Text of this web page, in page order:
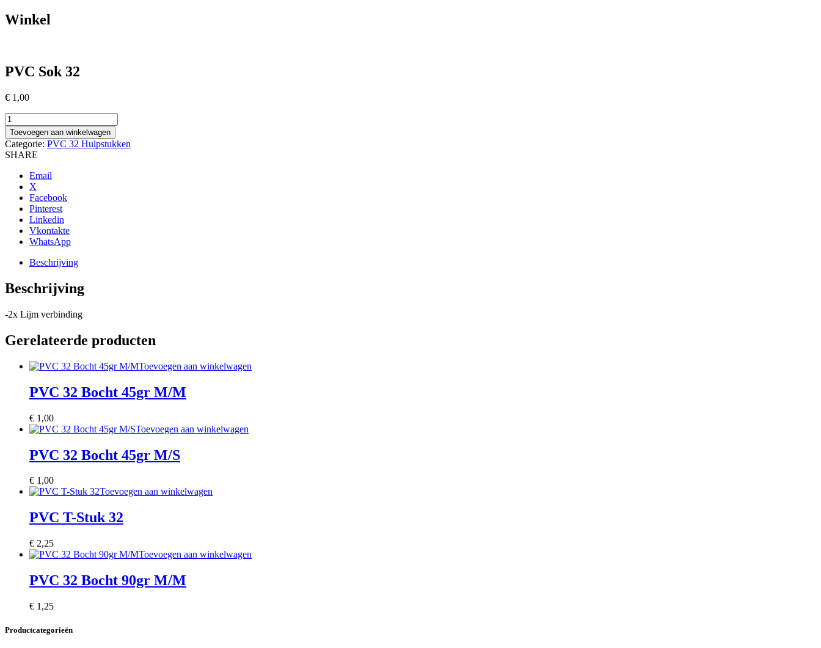
Winkel
PVC Sok 32
€ 1,00
PVC
Sok
32
aantal
Toevoegen aan winkelwagen
Categorie: PVC 32 Hulpstukken
SHARE
Email
X
Facebook
Pinterest
Linkedin
Vkontakte
WhatsApp
Beschrijving
Beschrijving
-2x Lijm verbinding
Gerelateerde producten
Toevoegen aan winkelwagen
PVC 32 Bocht 45gr M/M
€ 1,00
Toevoegen aan winkelwagen
PVC 32 Bocht 45gr M/S
€ 1,00
Toevoegen aan winkelwagen
PVC T-Stuk 32
€ 2,25
Toevoegen aan winkelwagen
PVC 32 Bocht 90gr M/M
€ 1,25
Productcategorieën